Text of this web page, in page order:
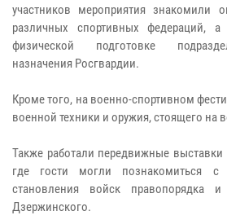
участников мероприятия знакомили
различных спортивных федераций, а
физической подготовке
назначения Росгвардии.
​​​​​​​Кроме того, на военно-спортивном
военной техники и оружия, стоящего на
​​​​​​​Также работали передвижные
где гости могли познакомиться с
становления войск правопорядка
Дзержинского.